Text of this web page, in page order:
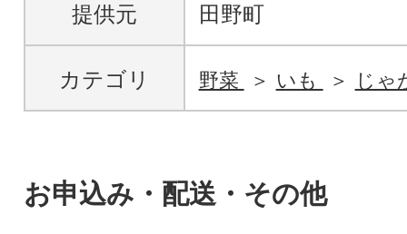
提供元 田野町
カテゴリ 野菜 いも じゃ
お申込み・配送・その他